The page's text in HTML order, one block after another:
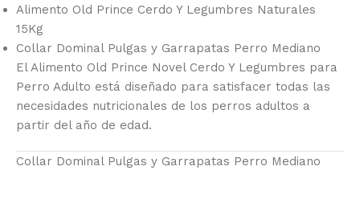
Alimento Old Prince Cerdo Y Legumbres Naturales
15Kg
Collar Dominal Pulgas y Garrapatas Perro Mediano
El Alimento Old Prince Novel Cerdo Y Legumbres para
Perro Adulto está diseñado para satisfacer todas las
necesidades nutricionales de los perros adultos a
partir del año de edad.
Collar Dominal Pulgas y Garrapatas Perro Mediano